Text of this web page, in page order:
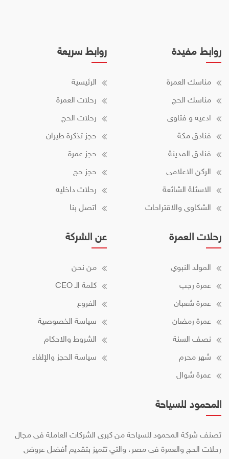
روابط سريعة
الرئيسية
رحلات العمرة
رحلات الحج
حجز تذكرة طيران
حجز عمرة
حجز حج
رحلات داخليه
اتصل بنا
روابط مفيدة
مناسك العمرة
مناسك الحج
ادعيه و فتاوى
فنادق مكة
فنادق المدينة
الركن الاعلامى
الاسئلة الشائعة
الشكاوى والاقتراحات
عن الشركة
من نحن
كلمة الـ CEO
الفروع
سياسة الخصوصية
الشروط والاحكام
سياسة الحجز والإلغاء
رحلات العمرة
المولد النبوي
عمرة رجب
عمرة شعبان
عمرة رمضان
نصف السنة
شهر محرم
عمرة شوال
المحمود للسياحة
تصنف شركة المحمود للسياحة من كبرى الشركات العاملة فى مجال
رحلات الحج والعمرة فى مصر، والتي تتميز بتقديم أفضل عروض